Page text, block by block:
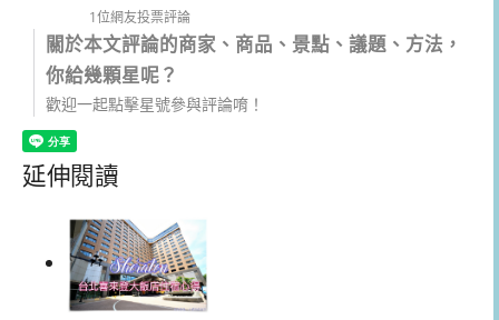
1位網友投票評論
關於本文評論的商家、商品、景點、議題、方法，
你給幾顆星呢？
歡迎一起點擊星號參與評論唷！
延伸閱讀